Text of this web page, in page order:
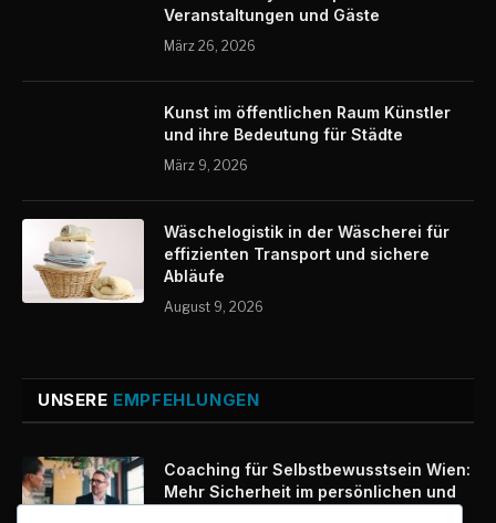
Veranstaltungen und Gäste
März 26, 2026
Kunst im öffentlichen Raum Künstler
und ihre Bedeutung für Städte
März 9, 2026
Wäschelogistik in der Wäscherei für
effizienten Transport und sichere
Abläufe
August 9, 2026
UNSERE EMPFEHLUNGEN
Coaching für Selbstbewusstsein Wien:
Mehr Sicherheit im persönlichen und